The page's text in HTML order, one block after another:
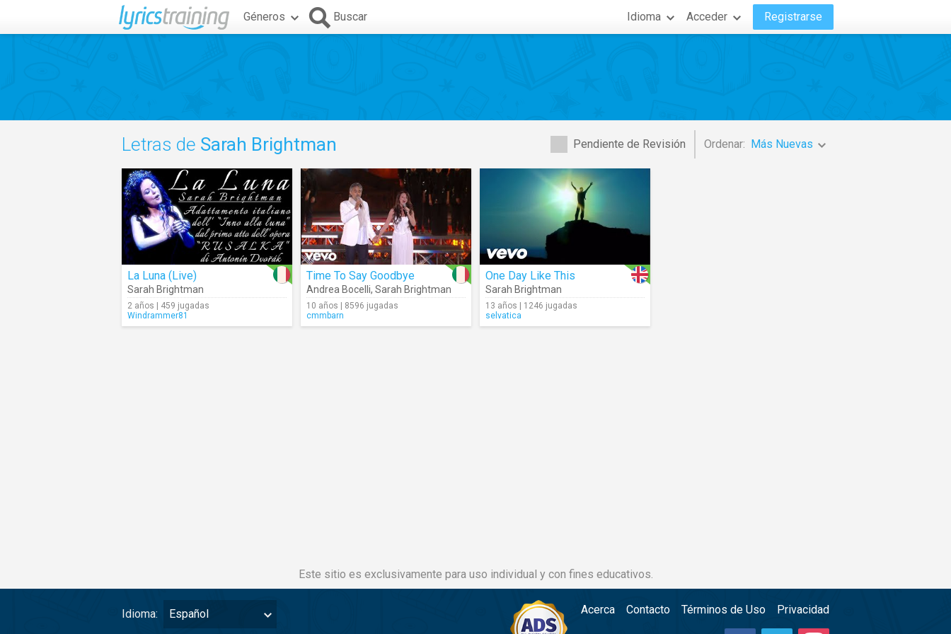
Géneros Buscar Idioma Acceder Registrarse
Pendiente de Revisión Ordenar: Más Nuevas
Letras de Sarah Brightman
La Luna (Live)
Sarah Brightman
2 años | 459 jugadas
Windrammer81
Time To Say Goodbye
Andrea Bocelli, Sarah Brightman
10 años | 8596 jugadas
cmmbarn
One Day Like This
Sarah Brightman
13 años | 1246 jugadas
selvatica
Este sitio es exclusivamente para uso individual y con fines educativos.
Idioma: Español Acerca Contacto Términos de Uso Privacidad